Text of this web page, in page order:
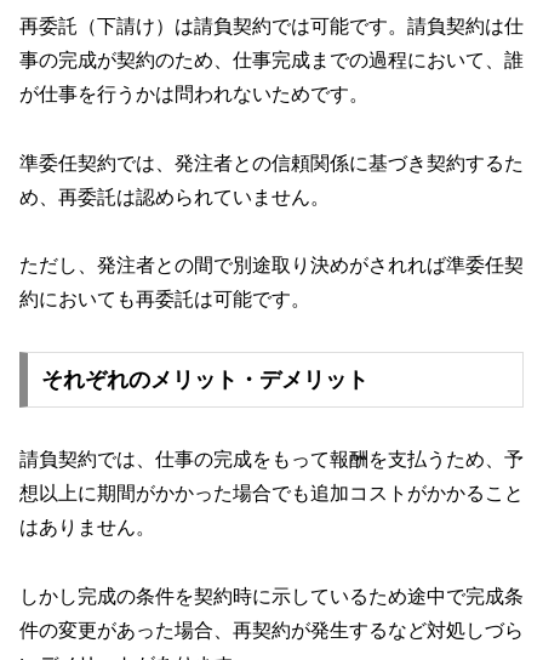
再委託（下請け）は請負契約では可能です。請負契約は仕
事の完成が契約のため、仕事完成までの過程において、誰
が仕事を行うかは問われないためです。
準委任契約では、発注者との信頼関係に基づき契約するた
め、再委託は認められていません。
ただし、発注者との間で別途取り決めがされれば準委任契
約においても再委託は可能です。
それぞれのメリット・デメリット
請負契約では、仕事の完成をもって報酬を支払うため、予
想以上に期間がかかった場合でも追加コストがかかること
はありません。
しかし完成の条件を契約時に示しているため途中で完成条
件の変更があった場合、再契約が発生するなど対処しづら